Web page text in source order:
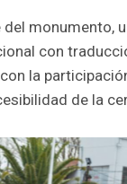
monumento,
con
la
de la